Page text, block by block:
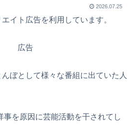
2026.07.25
イト広告を利用しています。
広告
ぼとして様々な番組に出ていた人
事を原因に芸能活動を干されてし